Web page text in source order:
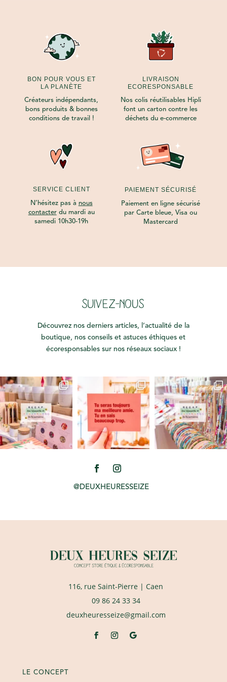
BON POUR VOUS ET
LA PLANÈTE
Créateurs indépendants,
bons produits & bonnes
conditions de travail !
LIVRAISON
ECORESPONSABLE
Nos colis réutilisables Hipli
font un carton contre les
déchets du e-commerce
SERVICE CLIENT
N’hésitez pas à nous
contacterdu mardi au
samedi 10h30-19h
PAIEMENT SÉCURISÉ
Paiement en ligne sécurisé
par Carte bleue, Visa ou
Mastercard
SUIVEZ-NOUS
Découvrez nos derniers articles, l’actualité de la
boutique, nos conseils et astuces éthiques et
écoresponsables sur nos réseaux sociaux !
@DEUXHEURESSEIZE
116, rue Saint-Pierre | Caen
09 86 24 33 34
deuxheuresseize@gmail.com
LE CONCEPT